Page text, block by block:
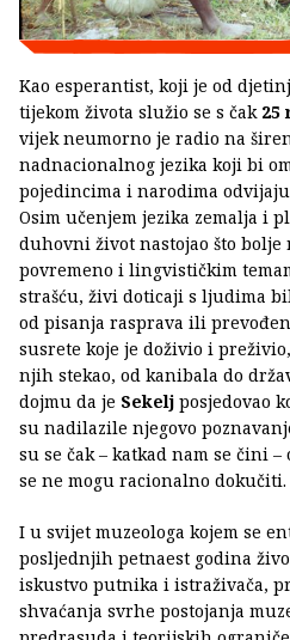
Kao esperantist, koji je od
tijekom života služio se s čak 25
vijek neumorno je radio na
nadnacionalnog jezika koji bi
pojedincima i narodima
Osim učenjem jezika zemalja i
duhovni život nastojao što bolje
povremeno i lingvističkim
strašću, živi doticaji s ljudima
od pisanja rasprava ili
susrete koje je doživio i
njih stekao, od kanibala do
dojmu da je Sekelj posjedovao
su nadilazile njegovo
su se čak – katkad nam se čini
se ne mogu racionalno dokučiti.
I u svijet muzeologa kojem se
posljednjih petnaest godina
iskustvo putnika i istraživača,
shvaćanja svrhe postojanja